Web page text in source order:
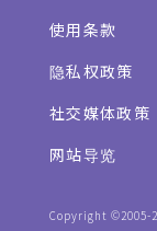
使用条款
隐私权政策
社交媒体政策
网站导览
Copyright ©2005-